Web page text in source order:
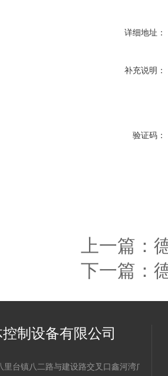
详细地址：
补充说明：
验证码：
上一篇：
下一篇：
制设备有限公司
台镇八二路与建设路交叉口鑫河湾广场